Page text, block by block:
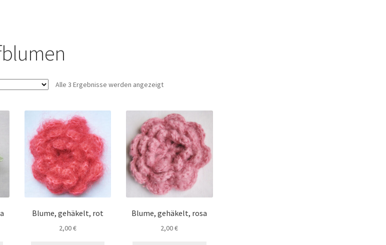
Alle 3 Ergebnisse werden angezeigt
Blume, gehäkelt, rot
2,00€
Blume, gehäkelt, rosa
2,00€